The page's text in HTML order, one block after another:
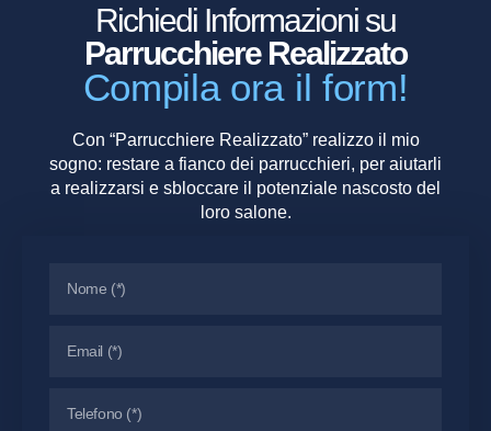
Richiedi Informazioni su
Parrucchiere Realizzato
Compila ora il form!
Con “Parrucchiere Realizzato” realizzo il mio
sogno: restare a fianco dei parrucchieri, per aiutarli
a realizzarsi e sbloccare il potenziale nascosto del
loro salone.